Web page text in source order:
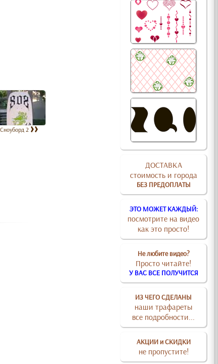
ДОСТАВКА
стоимость и города
БЕЗ ПРЕДОПЛАТЫ
ЭТО МОЖЕТ КАЖДЫЙ:
посмотрите на видео
как это просто!
Не любите видео?
Просто читайте!
У ВАС ВСЕ ПОЛУЧИТСЯ
ИЗ ЧЕГО СДЕЛАНЫ
наши трафареты
все подробности...
АКЦИИ и СКИДКИ
не пропустите!
Сноуборд 2